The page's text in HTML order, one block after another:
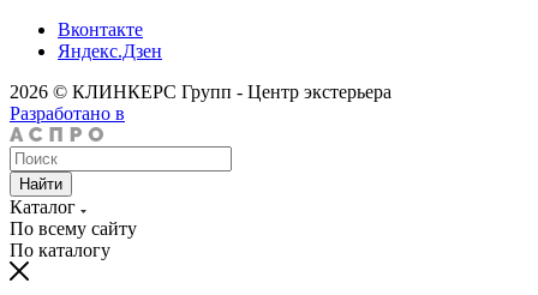
Вконтакте
Яндекс.Дзен
2026 © КЛИНКЕРС Групп - Центр экстерьера
Разработано в
Найти
Каталог
По всему сайту
По каталогу